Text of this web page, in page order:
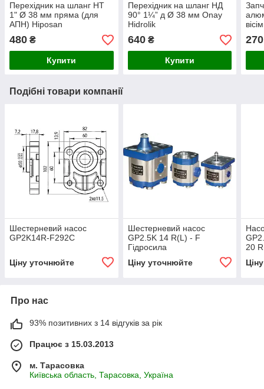
Перехідник на шланг НТ
1" Ø 38 мм пряма (для
АПН) Hiposan
480 ₴
Купити
Перехідник на шланг НД
90° 1¼” д Ø 38 мм Onay
Hidrolik
640₴
Купити
270
Подібні товари компанії
Шестерневий насос
GP2K14R-F292C
Ціну уточнюйте
Шестерневий насос
GP2.5K 14 R(L) - F
Гідросила
Ціну уточнюйте
20
Про нас
93% позитивних з 14 відгуків за рік
Працює з 15.03.2013
м. Тарасовка
Київська область, Тарасовка, Україна